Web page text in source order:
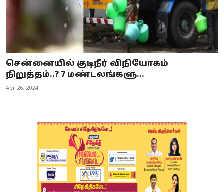
சென்னையில் குடிநீர் விநியோகம்
நிறுத்தம்..? 7 மண்டலங்களு...
Apr 26, 2024